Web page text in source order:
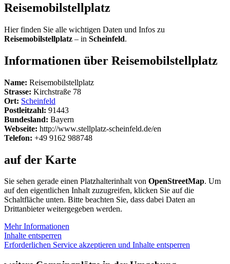
Reisemobilstellplatz
Hier finden Sie alle wichtigen Daten und Infos zu
Reisemobilstellplatz – in Scheinfeld.
Informationen über Reisemobilstellplatz
Name: Reisemobilstellplatz
Strasse: Kirchstraße 78
Ort: Scheinfeld
Postleitzahl: 91443
Bundesland: Bayern
Webseite: http://www.stellplatz-scheinfeld.de/en
Telefon: +49 9162 988748
auf der Karte
Sie sehen gerade einen Platzhalterinhalt von OpenStreetMap. Um
auf den eigentlichen Inhalt zuzugreifen, klicken Sie auf die
Schaltfläche unten. Bitte beachten Sie, dass dabei Daten an
Drittanbieter weitergegeben werden.
Mehr Informationen
Inhalte entsperren
Erforderlichen Service akzeptieren und Inhalte entsperren